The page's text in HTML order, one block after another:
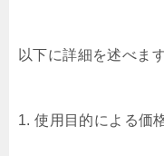
以下に詳細を述べます
1. 使用目的による価